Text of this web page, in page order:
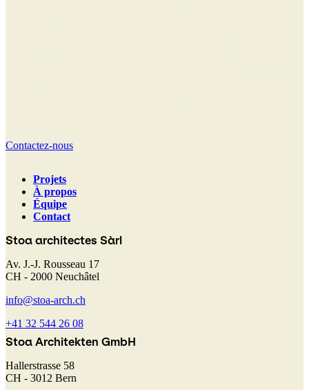
Contactez-nous
Navigation
principale
Projets
À propos
Équipe
Contact
Stoa architectes Sàrl
Av. J.-J. Rousseau 17
CH - 2000 Neuchâtel
info@stoa-arch.ch
+41 32 544 26 08
Stoa Architekten GmbH
Hallerstrasse 58
CH - 3012 Bern